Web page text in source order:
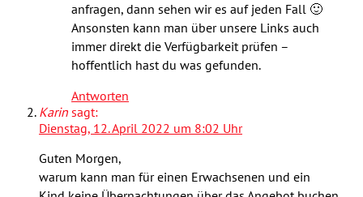
anfragen, dann sehen wir es auf jeden Fall 🙂
Ansonsten kann man über unsere Links auch
immer direkt die Verfügbarkeit prüfen –
hoffentlich hast du was gefunden.
Antworten
Karin sagt:
Dienstag, 12. April 2022 um 8:02 Uhr
Guten Morgen,
warum kann man für einen Erwachsenen und ein